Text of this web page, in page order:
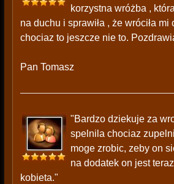
korzystna wróżba ,
na duchu i sprawiła , że wróciła mi
chociaz to jeszcze nie to.
Pan Tomasz
"Bardzo dziekuje za
spelnila chociaz
moge zrobic, zeby on
na dodatek on jest
kobieta."